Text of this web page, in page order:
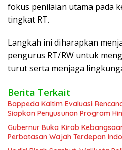
fokus penilaian utama pada
tingkat RT.
Langkah ini diharapkan
pengurus RT/RW untuk
turut serta menjaga
Berita Terkait
Bappeda Kaltim Evaluasi
Siapkan Penyusunan Program
Gubernur Buka Kirab
Perbatasan Wajah Terdepan